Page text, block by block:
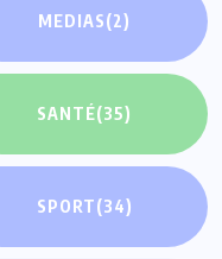
MEDIAS(2)
SANTÉ(35)
SPORT(34)